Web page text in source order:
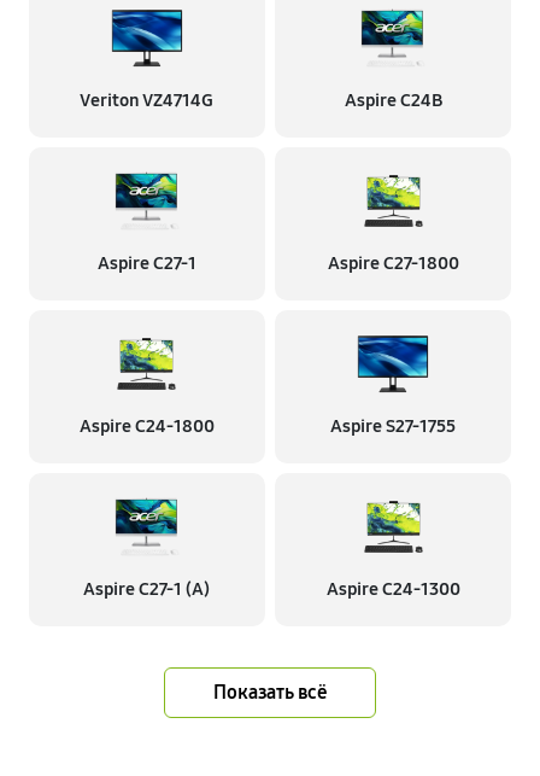
Veriton VZ4714G Aspire C24B
Aspire C27-1 Aspire C27-1800
Aspire C24-1800 Aspire S27-1755
Aspire C27-1 (A) Aspire C24-1300
Показать всё